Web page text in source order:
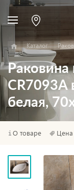
Каталог
Раковина
CR7093A
белая,
О товаре Цена